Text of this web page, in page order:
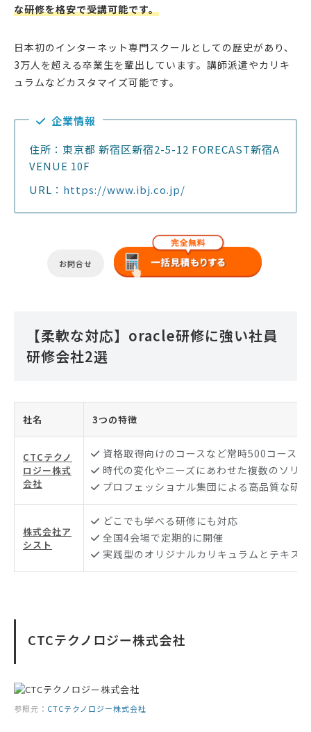
な研修を格安で受講可能です。
日本初のインターネット専門スクールとしての歴史があり、
3万人を超える卒業生を輩出しています。講師派遣やカリキ
ュラムなどカスタマイズ可能です。
企業情報
住所：東京都 新宿区新宿2-5-12 FORECAST新宿A
VENUE 10F
URL： https://www.ibj.co.jp/
お問合せ
【柔軟な対応】oracle研修に強い社員
研修会社2選
社名 3つの特徴
CTCテクノ
ロジー株式
会社
資格取得向けのコースなど常時500コース以
時代の変化やニーズにあわせた複数のソリ
プロフェッショナル集団による高品質な研修
株式会社ア
シスト
どこでも学べる研修にも対応
全国4会場で定期的に開催
実践型のオリジナルカリキュラムとテキスト
CTCテクノロジー株式会社
参照元： CTCテクノロジー株式会社